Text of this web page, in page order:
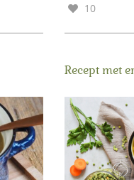
10
Recept met